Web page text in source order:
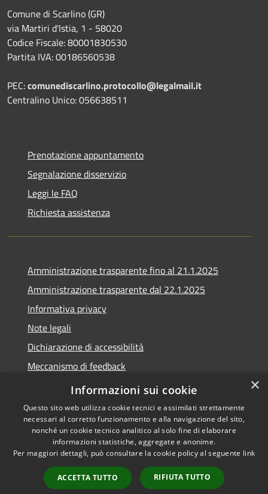
Comune di Scarlino (GR)
via Martiri d'Istia, 1 - 58020
Codice Fiscale: 80001830530
Partita IVA: 00186560538
PEC:comunediscarlino.protocollo@legalmail.it
Centralino Unico: 056638511
Prenotazione appuntamento
Segnalazione disservizio
Leggi le FAQ
Richiesta assistenza
Amministrazione trasparente fino al 21.1.2025
Amministrazione trasparente dal 22.1.2025
Informativa privacy
Note legali
Dichiarazione di accessibilità
Meccanismo di feedback
Whistleblowing
Accessibilità
Copyright © 2020 •
Comune di Scarlino •
Powered byMunicipium
Accesso redazione
×
Informazioni sui cookie
Questo sito web utilizza cookie tecnici e assimilati strettamente
necessari al corretto funzionamento e alla navigazione del sito,
nonché un cookie tecnico analitico al solo fine di elaborare
informazioni statistiche, aggregate e anonime.
Per maggiori dettagli, può consultare la cookie policy al seguente link
ACCETTA TUTTO RIFIUTA TUTTO